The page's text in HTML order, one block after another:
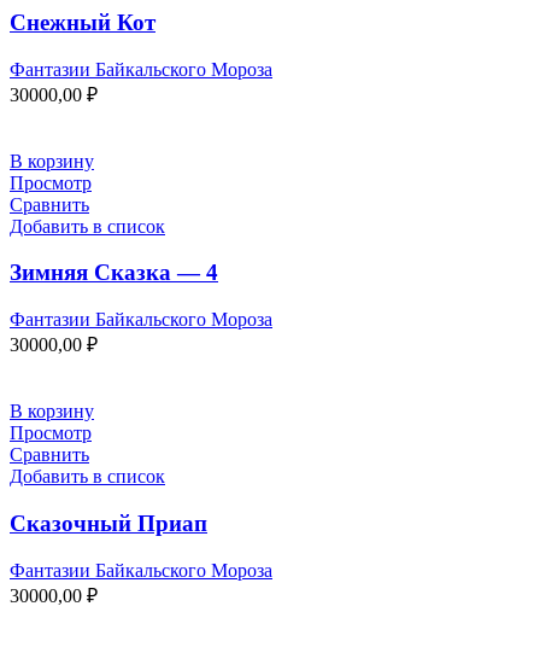
Снежный Кот
Фантазии Байкальского Мороза
30000,00 ₽
В корзину
Просмотр
Сравнить
Добавить в список
Зимняя Сказка — 4
Фантазии Байкальского Мороза
30000,00 ₽
В корзину
Просмотр
Сравнить
Добавить в список
Сказочный Приап
Фантазии Байкальского Мороза
30000,00 ₽